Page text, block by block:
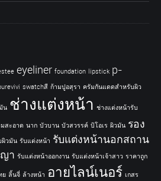
eyeliner foundation lipstick p-
swatchสี ก้ามปูอสุรา ครัมกันแดดสำหรับผิว
น ช่างแต่งหน้า ช่างแต่งหน้ารับ
สะอาด นาก บัวบาน บัวสวรรค์ บิโอเร ผิวมัน รอง
ผิวมัน รับแต่งหน้า รับแต่งหน้านอกสถาน
า รับแต่งหน้าออกงาน รับแต่งหน้าเจ้าสาว ราคาถูก
ย ลิ้นจี่ ล้างหน้า อายไลน์เนอร์ เกสร